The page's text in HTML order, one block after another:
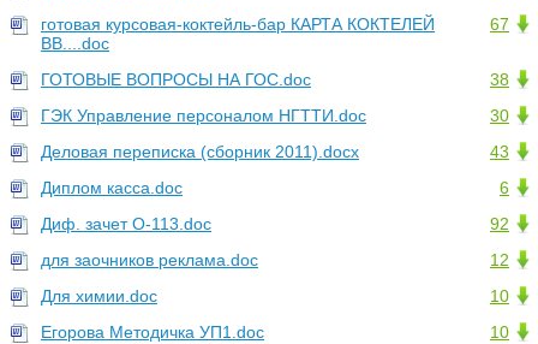
67
готовая курсовая-коктейль-бар КАРТА КОКТЕЛЕЙ
ВВ....doc
38
ГОТОВЫЕ ВОПРОСЫ НА ГОС.doc
30
ГЭК Управление персоналом НГТТИ.doc
43
Деловая переписка (сборник 2011).docx
6
Диплом касса.doc
92
Диф. зачет О-113.doc
12
для заочников реклама.doc
10
Для химии.doc
10
Егорова Методичка УП1.doc